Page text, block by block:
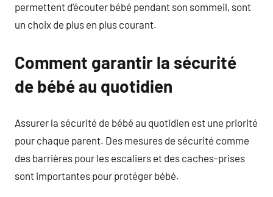
permettent d’écouter bébé pendant son sommeil, sont
un choix de plus en plus courant.
Comment garantir la sécurité
de bébé au quotidien
Assurer la sécurité de bébé au quotidien est une priorité
pour chaque parent. Des mesures de sécurité comme
des barrières pour les escaliers et des caches-prises
sont importantes pour protéger bébé.